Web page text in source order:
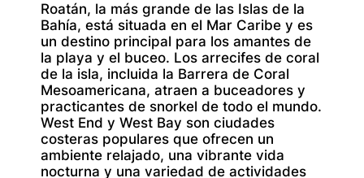
Roatán, la más grande de las Islas de la
Bahía, está situada en el Mar Caribe y es
un destino principal para los amantes de
la playa y el buceo. Los arrecifes de coral
de la isla, incluida la Barrera de Coral
Mesoamericana, atraen a buceadores y
practicantes de snorkel de todo el mundo.
West End y West Bay son ciudades
costeras populares que ofrecen un
ambiente relajado, una vibrante vida
nocturna y una variedad de actividades